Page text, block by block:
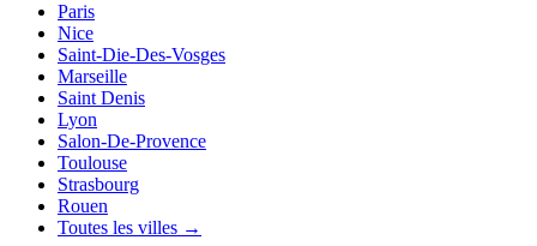
Paris
Nice
Saint-Die-Des-Vosges
Marseille
Saint Denis
Lyon
Salon-De-Provence
Toulouse
Strasbourg
Rouen
Toutes les villes →